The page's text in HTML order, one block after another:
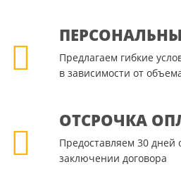
Предлагаем гибкие
в зависимости от
ОТСРОЧКА
Предоставляем 30 дней
заключении договора